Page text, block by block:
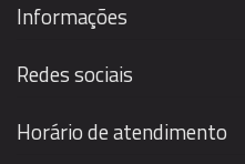
Informações
Redes sociais
Horário de atendimento